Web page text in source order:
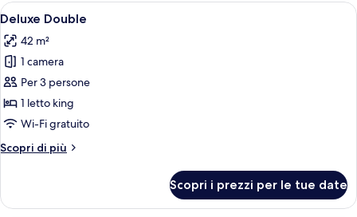
Apri
tutte
le
foto
per
Deluxe
Double
Una moderna camera d'albergo con
8
Deluxe Double
42 m²
1 camera
Per 3 persone
1 letto king
Wi-Fi gratuito
Scopri di più
Altri
Double
Scopri i prezzi per le tue date